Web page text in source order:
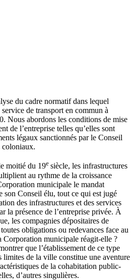
du cadre normatif dans lequel
de transport en commun à
Nous abordons les conditions de mise
de l’entreprise telles qu’elles sont
légaux sanctionnés par le Conseil
coloniaux.
moitié du 19e siècle, les infrastructures
au rythme de la croissance
municipale le mandat
son Conseil élu, tout ce qui est jugé
des infrastructures et des services
la présence de l’entreprise privée. À
les compagnies dépositaires de
obligations ou redevances face au
municipale réagit-elle ?
que l’établissement de ce type
limites de la ville constitue une aventure
de la cohabitation public-
d’autres singulières.